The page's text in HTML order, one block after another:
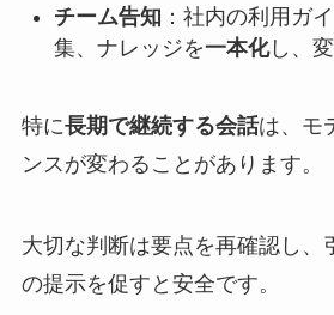
チーム告知 ：社内の利用ガ
集、ナレッジを一本化し、
特に長期で継続する会話は、モ
ンスが変わることがあります。
大切な判断は要点を再確認し、
の提示を促すと安全です。